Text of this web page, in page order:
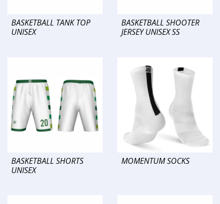
BASKETBALL TANK TOP
UNISEX
BASKETBALL SHOOTER
JERSEY UNISEX SS
BASKETBALL SHORTS
UNISEX
MOMENTUM SOCKS